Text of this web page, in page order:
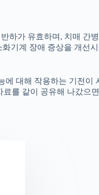
하가 유효하며, 치매 간
기계 장애 증상을 개선
대해 작용하는 기전이
를 같이 공유해 나갔으